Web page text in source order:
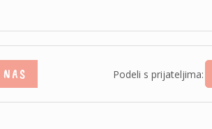
Podeli s prijateljima: